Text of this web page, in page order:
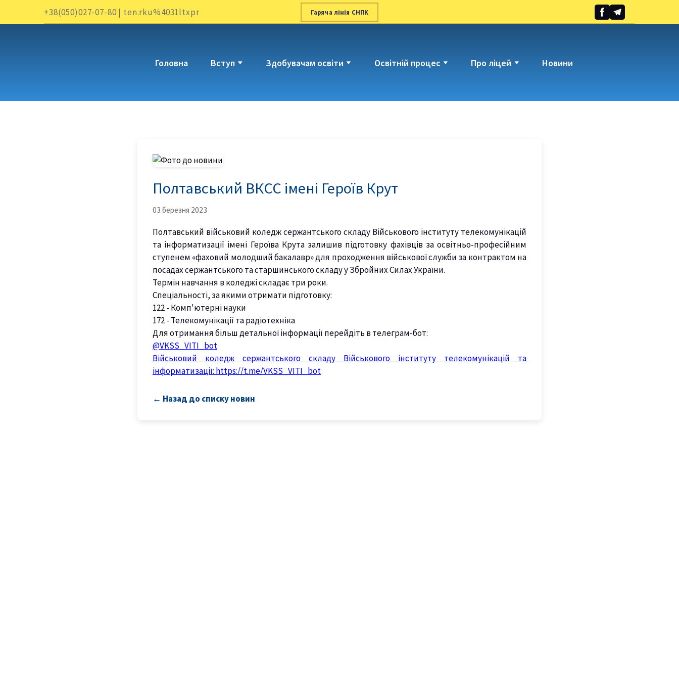
+38(050)027-07-80 | ten.rku%4031ltxpr Гаряча лінія СНПК
Головна Вступ Здобувачам освіти Освітній процес Про ліцей Новини
Полтавський ВКСС імені Героїв Крут
03 березня 2023
Полтавський військовий коледж сержантського складу Військового інституту телекомунікацій
та інформатизації імені Героїва Крута залишив підготовку фахівців за освітньо-професійним
ступенем «фаховий молодший бакалавр» для проходження військової служби за контрактом на
посадах сержантського та старшинського складу у Збройних Силах України.
Термін навчання в коледжі складає три роки.
Спеціальності, за якими отримати підготовку:
122 - Комп'ютерні науки
172 - Телекомунікації та радіотехніка
Для отримання більш детальної інформації перейдіть в телеграм-бот:
@VKSS_VITI_bot
Військовий коледж сержантського складу Військового інституту телекомунікацій та
інформатизації: https://t.me/VKSS_VITI_bot
← Назад до списку новин